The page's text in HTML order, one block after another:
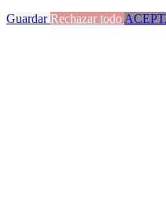
GuardarRechazar todo